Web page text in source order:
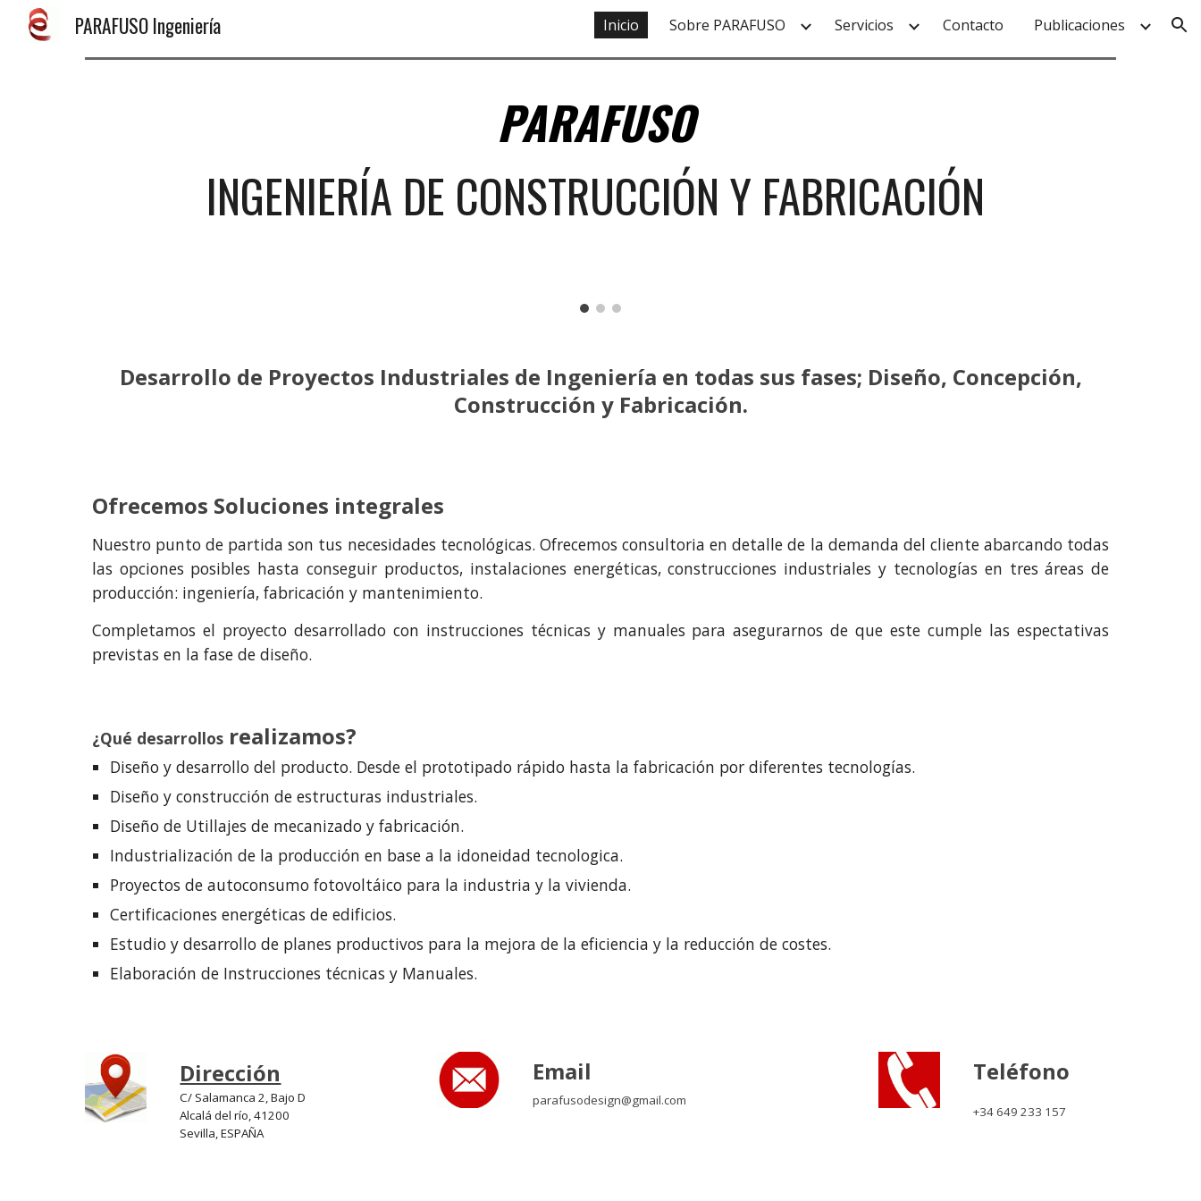
Skip to navigation
PARAFUSO Ingeniería Inicio Sobre PARAFUSO Servicios Contacto Publicaciones
PARAFUSO
INGENIERÍA DE CONSTRUCCIÓN Y FABRICACIÓN
Desarrollo de Proyectos Industriales de Ingeniería en todas sus fases; Diseño, Concepción,
Construcción y Fabricación.
Ofrecemos Soluciones integrales
Nuestro punto de partida son tus necesidades tecnológicas. Ofrecemos consultoria en detalle de la demanda del cliente abarcando todas
las opciones posibles hasta conseguir productos, instalaciones energéticas, construcciones industriales y tecnologías en tres áreas de
producción: ingeniería, fabricación y mantenimiento.
Completamos el proyecto desarrollado con instrucciones técnicas y manuales para asegurarnos de que este cumple las espectativas
previstas en la fase de diseño.
¿Qué desarrollos realizamos?
Diseño y desarrollo del producto. Desde el prototipado rápido hasta la fabricación por diferentes tecnologías.
Diseño y construcción de estructuras industriales.
Diseño de Utillajes de mecanizado y fabricación.
Industrialización de la producción en base a la idoneidad tecnologica.
Proyectos de autoconsumo fotovoltáico para la industria y la vivienda.
Certificaciones energéticas de edificios.
Estudio y desarrollo de planes productivos para la mejora de la eficiencia y la reducción de costes.
Elaboración de Instrucciones técnicas y Manuales.
Dirección
C/ Salamanca 2, Bajo D
Alcalá del río, 41200
Sevilla,ESPAÑA
Email
parafusodesign@gmail.com
Teléfono
+34 649 233 157